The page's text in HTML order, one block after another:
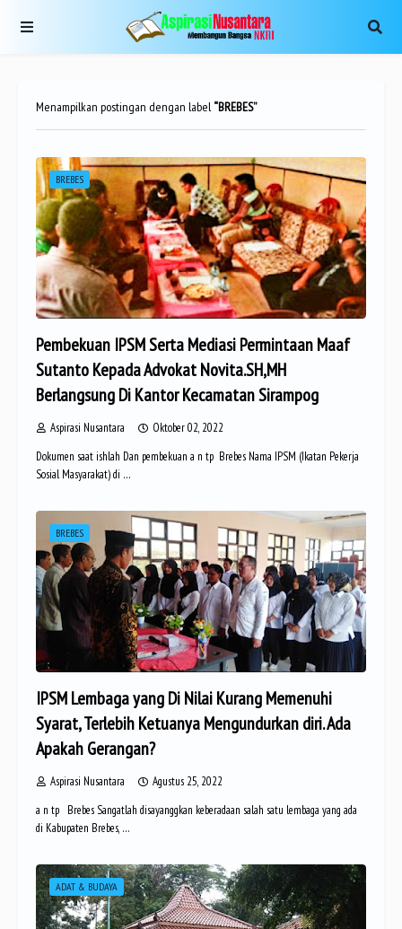
Menampilkan postingan dengan label BREBES
BREBES
Pembekuan IPSM Serta Mediasi Permintaan Maaf
Sutanto Kepada Advokat Novita.SH,MH
Berlangsung Di Kantor Kecamatan Sirampog
Aspirasi Nusantara
Oktober 02, 2022
Dokumen saat ishlah Dan pembekuan a n tp Brebes Nama IPSM (Ikatan Pekerja
Sosial Masyarakat) di …
BREBES
IPSM Lembaga yang Di Nilai Kurang Memenuhi
Syarat, Terlebih Ketuanya Mengundurkan diri. Ada
Apakah Gerangan?
Aspirasi Nusantara
Agustus 25, 2022
a n tp Brebes Sangatlah disayanggkan keberadaan salah satu lembaga yang ada
di Kabupaten Brebes, …
ADAT & BUDAYA